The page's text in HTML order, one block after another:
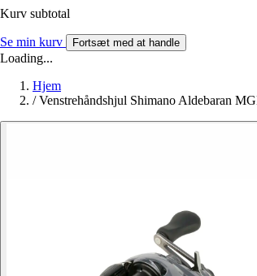
Kurv subtotal
Se min kurv Fortsæt med at handle
Loading...
Hjem
/ Venstrehåndshjul Shimano Aldebaran